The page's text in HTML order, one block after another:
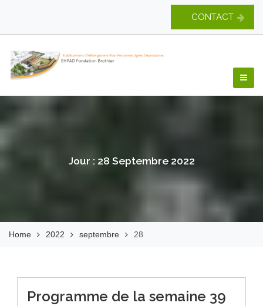
content
CONTACT
Jour : 28 Septembre 2022
Home 2022 septembre 28
Programme de la semaine 39